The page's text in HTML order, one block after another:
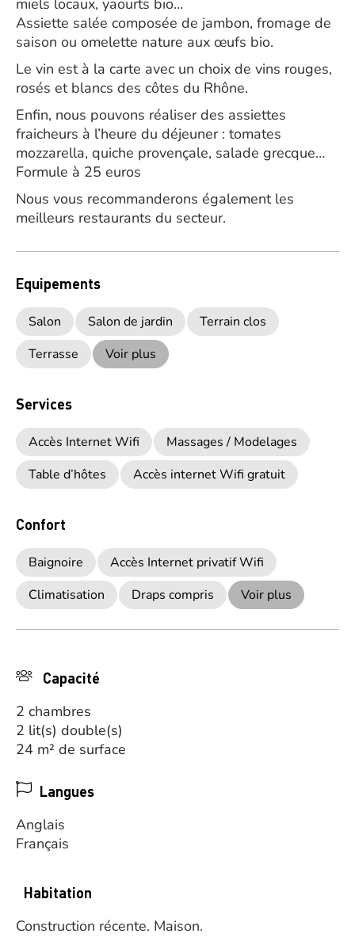
miels locaux, yaourts bio…
Assiette salée composée de jambon, fromage de
saison ou omelette nature aux œufs bio.
Le vin est à la carte avec un choix de vins rouges,
rosés et blancs des côtes du Rhône.
Enfin, nous pouvons réaliser des assiettes
fraicheurs à l’heure du déjeuner : tomates
mozzarella, quiche provençale, salade grecque…
Formule à 25 euros
Nous vous recommanderons également les
meilleurs restaurants du secteur.
Equipements
Salon Salon de jardin
Terrain clos
Terrasse
Voir plus
Services
Accès Internet Wifi
Massages / Modelages
Table d’hôtes
Accès internet Wifi gratuit
Confort
Baignoire
Accès Internet privatif Wifi
Climatisation
Draps compris Voir plus
Capacité
2 chambres
2 lit(s) double(s)
24 m² de surface
Langues
Anglais
Français
Habitation
Construction récente. Maison.